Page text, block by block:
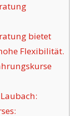
bietet
Flexibilität.